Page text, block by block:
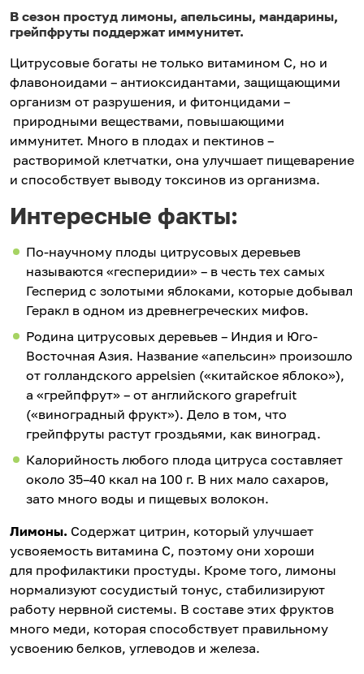
В сезон простуд лимоны, апельсины, мандарины,
грейпфруты поддержат иммунитет.
Цитрусовые богаты не только витамином С, но и
флавоноидами – антиоксидантами, защищающими
организм от разрушения, и фитонцидами –
природными веществами, повышающими
иммунитет. Много в плодах и пектинов –
растворимой клетчатки, она улучшает пищеварение
и способствует выводу токсинов из организма.
Интересные факты:
По-научному плоды цитрусовых деревьев
называются «гесперидии» – в честь тех самых
Гесперид с золотыми яблоками, которые добывал
Геракл в одном из древнегреческих мифов.
Родина цитрусовых деревьев – Индия и Юго-
Восточная Азия. Название «апельсин» произошло
от голландского appelsien («китайское яблоко»),
а «грейпфрут» – от английского grapefruit
(«виноградный фрукт»). Дело в том, что
грейпфруты растут гроздьями, как виноград.
Калорийность любого плода цитруса составляет
около 35–40 ккал на 100 г. В них мало сахаров,
зато много воды и пищевых волокон.
Лимоны. Содержат цитрин, который улучшает
усвояемость витамина С, поэтому они хороши
для профилактики простуды. Кроме того, лимоны
нормализуют сосудистый тонус, стабилизируют
работу нервной системы. В составе этих фруктов
много меди, которая способствует правильному
усвоению белков, углеводов и железа.